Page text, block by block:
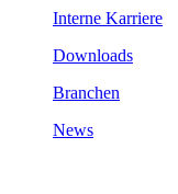
Interne Karriere
Downloads
Branchen
News